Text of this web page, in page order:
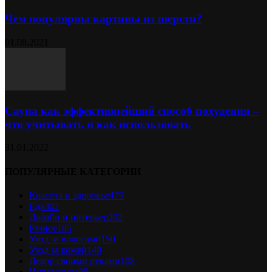
Чем популярны картины из шерсти?
Сауна как эффективнейший способ похудения –
что учитывать и как использовать
Красота и здоровье479
Еда302
Дизайн и интерьер202
Разное185
Уход за волосами150
Уход за кожей148
Декор своими руками108